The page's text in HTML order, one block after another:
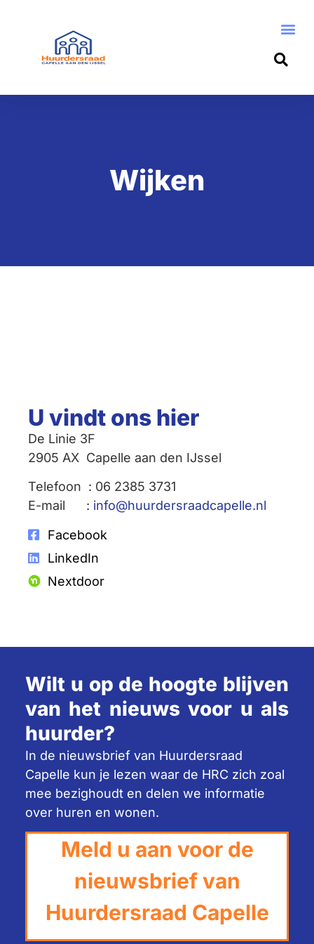
Wijken
U vindt ons hier
De Linie 3F
2905 AX Capelle aan den IJssel
Telefoon : 06 2385 3731
E-mail : info@huurdersraadcapelle.nl
Facebook
LinkedIn
Nextdoor
Wilt u op de hoogte blijven
van het nieuws voor u als
huurder?
In de nieuwsbrief van Huurdersraad
Capelle kun je lezen waar de HRC zich zoal
mee bezighoudt en delen we informatie
over huren en wonen.
Meld u aan voor de
nieuwsbrief van
Huurdersraad Capelle